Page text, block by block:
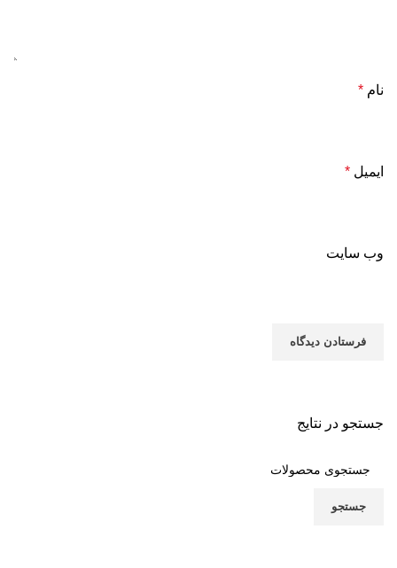
نام *
ایمیل *
وب‌ سایت
جستجو در نتایج
جستجو